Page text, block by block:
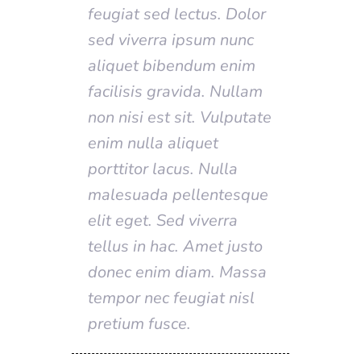
feugiat sed lectus. Dolor
sed viverra ipsum nunc
aliquet bibendum enim
facilisis gravida. Nullam
non nisi est sit. Vulputate
enim nulla aliquet
porttitor lacus. Nulla
malesuada pellentesque
elit eget. Sed viverra
tellus in hac. Amet justo
donec enim diam. Massa
tempor nec feugiat nisl
pretium fusce.